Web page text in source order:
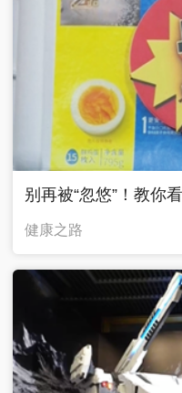
别再被“忽悠”！教你
健康之路